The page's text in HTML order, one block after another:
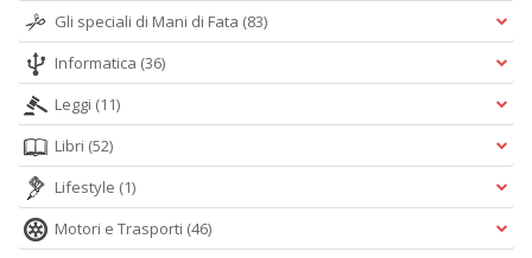
Gli speciali di Mani di Fata (83)
Informatica (36)
Leggi (11)
Libri (52)
Lifestyle (1)
Motori e Trasporti (46)